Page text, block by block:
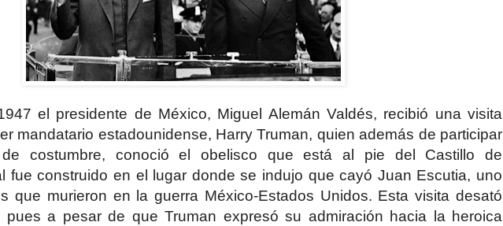
el presidente de México, Miguel Alemán Valdés, recibió una visita
mandatario estadounidense, Harry Truman, quien además de participar
costumbre, conoció el obelisco que está al pie del Castillo de
fue construido en el lugar donde se indujo que cayó Juan Escutia, uno
que murieron en la guerra México-Estados Unidos. Esta visita desató
pues a pesar de que Truman expresó su admiración hacia la heroica